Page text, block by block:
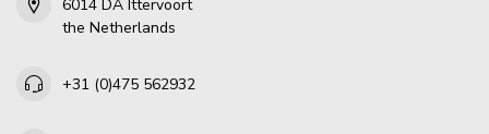
6014 DA Ittervoort
the Netherlands
+31 (0)475 562932